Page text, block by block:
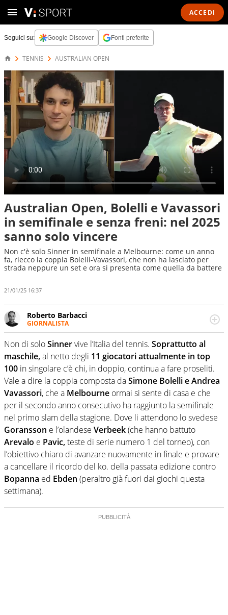
ACCEDI
Seguici su: Google Discover Fonti preferite
TENNIS AUSTRALIAN OPEN
Australian Open, Bolelli e Vavassori
in semifinale e senza freni: nel 2025
sanno solo vincere
Non c'è solo Sinner in semifinale a Melbourne: come un anno
fa, riecco la coppia Bolelli-Vavassori, che non ha lasciato per
strada neppure un set e ora si presenta come quella da battere
21/01/25 16:37
Roberto Barbacci
GIORNALISTA
Giornalista (pubblicista) sportivo a tutto campo, è il
tuttologo di Virgilio Sport. Provate a chiedergli di boxe, di
scherma, di volley o di curling: ve ne farà innamorare
Non di soloSinnervive l’Italia del tennis. Soprattutto al
maschile,al netto degli 11 giocatori attualmente in top
100 in singolare c’è chi, in doppio, continua a fare proseliti.
Vale a dire la coppia composta daSimone Bolelli e Andrea
Vavassori, che a Melbourne ormai si sente di casa e che
per il secondo anno consecutivo ha raggiunto la semifinale
nel primo slam della stagione. Dove li attendono lo svedese
Goransson e l’olandese Verbeek(che hanno battuto
Arevalo e Pavic,teste di serie numero 1 del torneo), con
l’obiettivo chiaro di avanzare nuovamente in finale e provare
a cancellare il ricordo del ko. della passata edizione contro
Bopanna ed Ebden (peraltro già fuori dai giochi questa
settimana).